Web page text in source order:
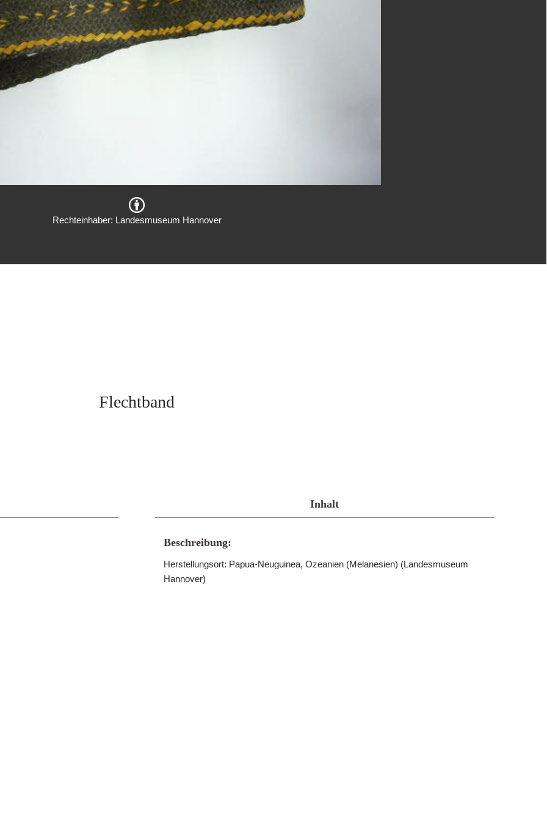
Rechteinhaber: Landesmuseum Hannover
Flechtband
Inhalt
Beschreibung:
Herstellungsort: Papua-Neuguinea, Ozeanien (Melanesien) (Landesmuseum
Hannover)